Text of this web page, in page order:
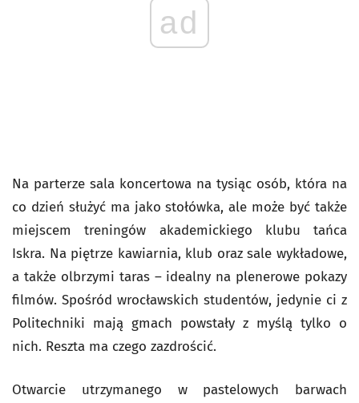
ad
Na parterze sala koncertowa na tysiąc osób, która na
co dzień służyć ma jako stołówka, ale może być także
miejscem treningów akademickiego klubu tańca
Iskra. Na piętrze kawiarnia, klub oraz sale wykładowe,
a także olbrzymi taras – idealny na plenerowe pokazy
filmów. Spośród wrocławskich studentów, jedynie ci z
Politechniki mają gmach powstały z myślą tylko o
nich. Reszta ma czego zazdrościć.
Otwarcie utrzymanego w pastelowych barwach